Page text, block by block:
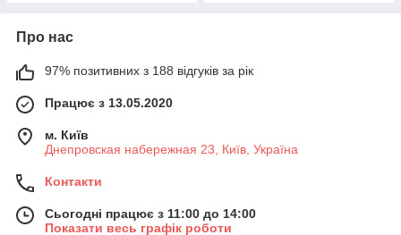
Про нас
97% позитивних з 188 відгуків за рік
Працює з 13.05.2020
м. Київ
Днепровская набережная 23, Київ, Україна
Контакти
Сьогодні працює з 11:00 до 14:00
Показати весь графік роботи